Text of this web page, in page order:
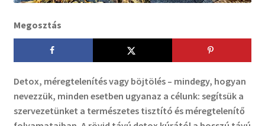
Megosztás
Detox, méregtelenítés vagy böjtölés – mindegy, hogyan
nevezzük, minden esetben ugyanaz a célunk: segítsük a
szervezetünket a természetes tisztító és méregtelenítő